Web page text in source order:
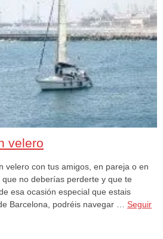
velero
velero con tus amigos, en pareja o en
no deberías perderte y que te
esa ocasión especial que estais
Barcelona, podréis navegar … Seguir